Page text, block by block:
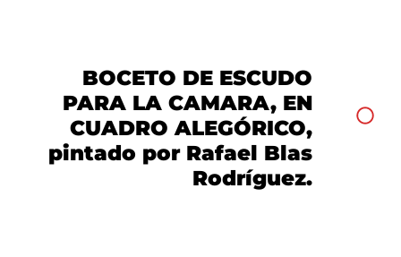
BOCETO DE ESCUDO
PARA LA CAMARA, EN
CUADRO ALEGÓRICO,
pintado por Rafael Blas
Rodríguez.